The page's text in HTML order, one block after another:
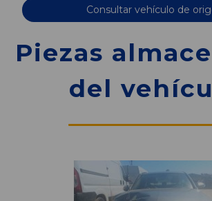
Consultar vehículo de
Piezas
del